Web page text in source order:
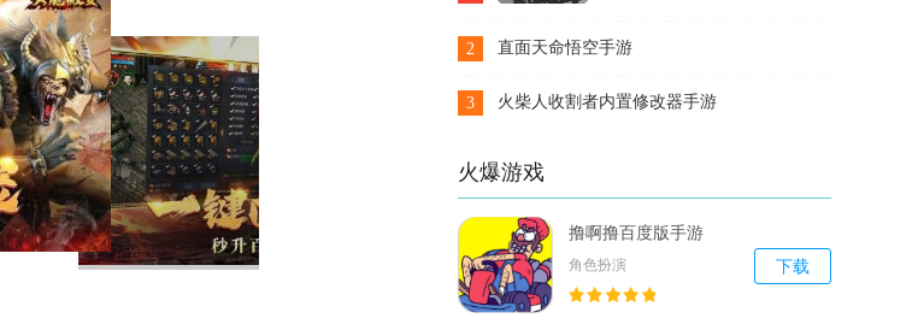
2 直面天命悟空手游
3 火柴人收割者内置修改器手游
火爆游戏
撸啊撸百度版手游
角色扮演 下载